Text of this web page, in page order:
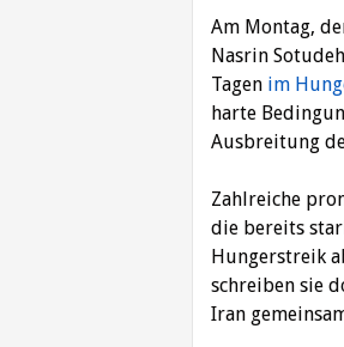
Am Montag,
Nasrin
Tagen im
harte
Ausbreitung
Zahlreiche
die bereits
Hungerstreik
schreiben sie
Iran